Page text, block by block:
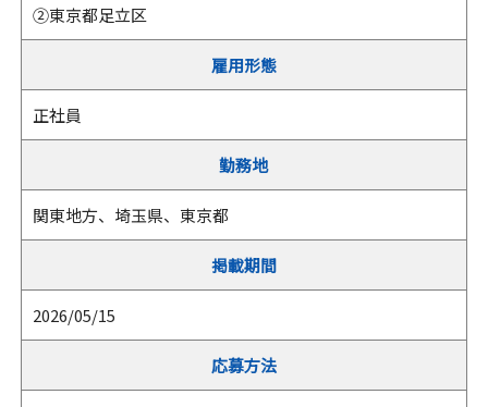
②東京都足立区
雇用形態
正社員
勤務地
関東地方、埼玉県、東京都
掲載期間
2026/05/15
応募方法